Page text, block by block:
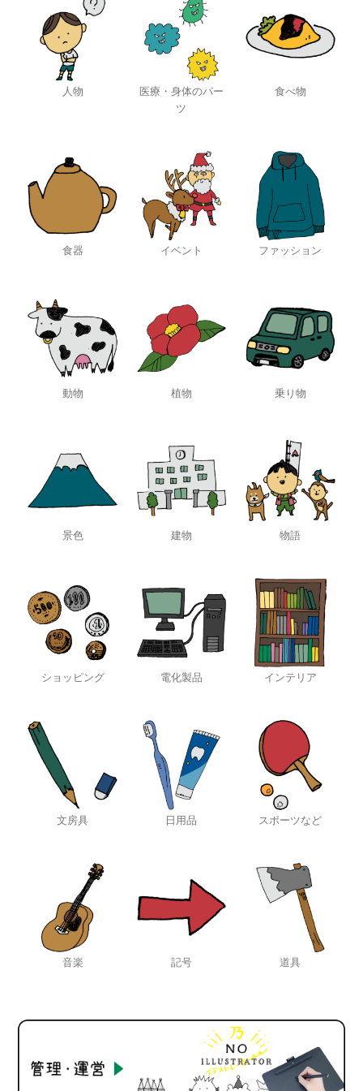
人物
医療・身体のパー
ツ
食べ物
食器 イベント ファッション
動物 植物 乗り物
景色 建物 物語
ショッピング 電化製品 インテリア
文房具 日用品 スポーツなど
音楽 記号 道具